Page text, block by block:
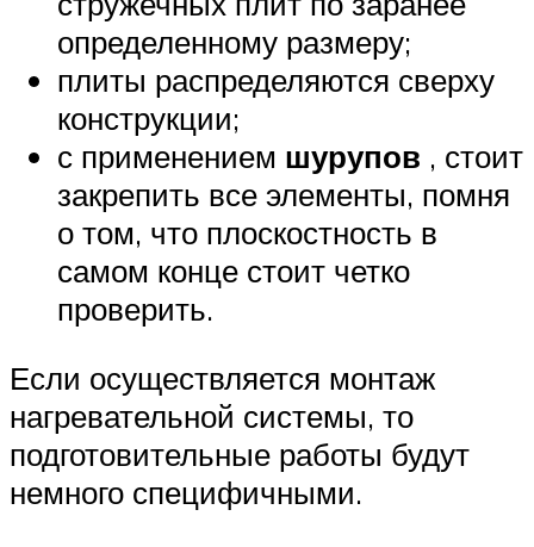
определенному размеру;
плиты распределяются сверху
конструкции;
с применением шурупов , стоит
закрепить все элементы, помня
о том, что плоскостность в
самом конце стоит четко
проверить.
Если осуществляется монтаж
нагревательной системы, то
подготовительные работы будут
немного специфичными.